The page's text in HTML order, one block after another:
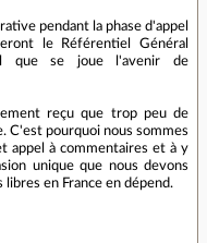
pendant la phase d'appel
le Référentiel Général
que se joue l'avenir de
reçu que trop peu de
C'est pourquoi nous sommes
appel à commentaires et à y
unique que nous devons
en France en dépend.